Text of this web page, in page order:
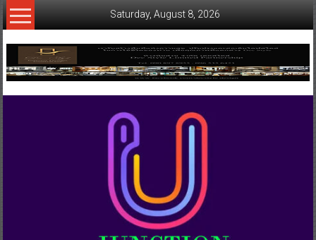
Skip
to
Saturday, August 8, 2026
www.ujunctionnews.com
เว็บ
ข่าว